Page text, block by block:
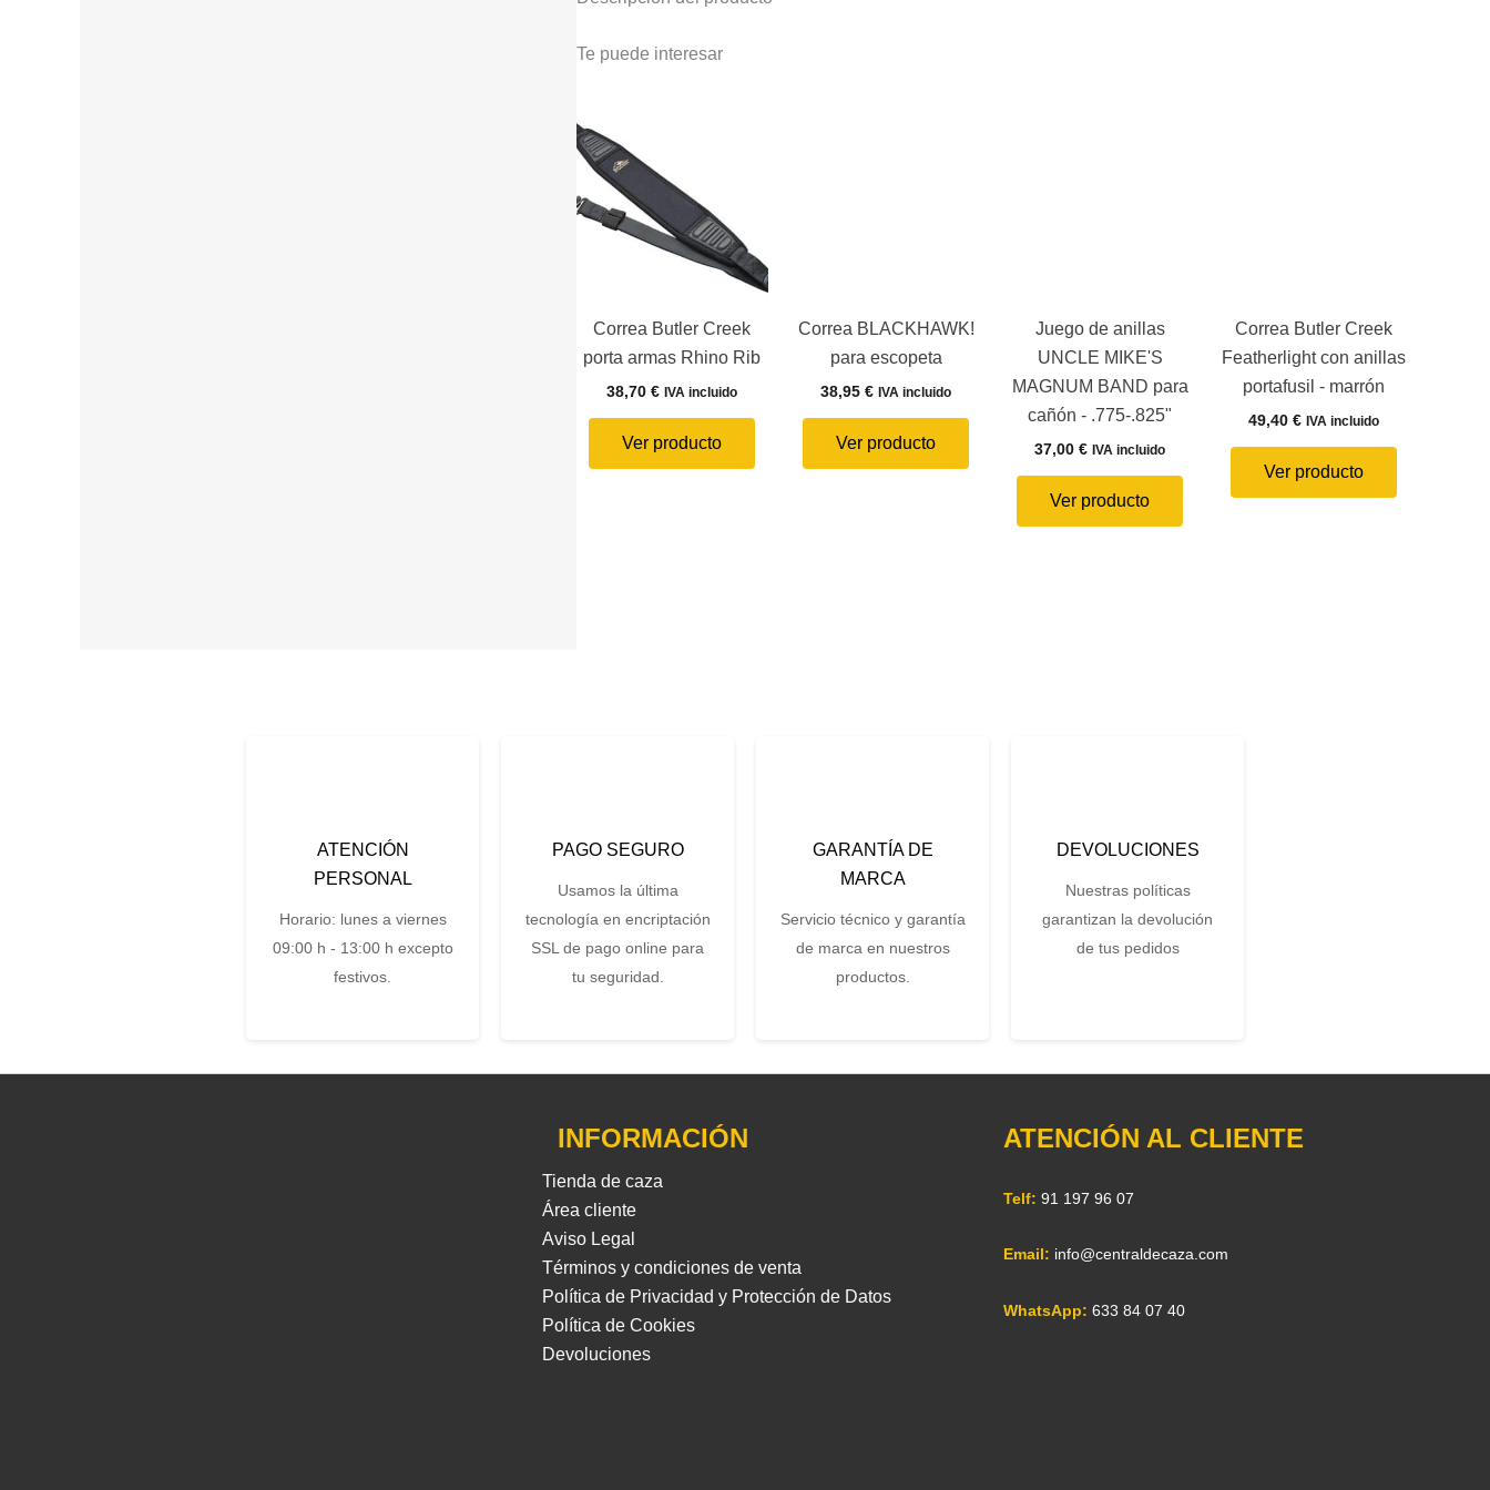
Te puede interesar
Correa Butler Creek
porta armas Rhino Rib
38,70€ IVA incluido
Ver producto
Correa BLACKHAWK!
para escopeta
38,95€ IVA incluido
Ver producto
Juego de anillas
UNCLE MIKE'S
MAGNUM BAND para
cañón - .775-.825"
37,00€ IVA incluido
Ver producto
Correa Butler Creek
Featherlight con anillas
portafusil - marrón
49,40€ IVA incluido
Ver producto
ATENCIÓN
PERSONAL
Horario: lunes a viernes
09:00 h - 13:00 h excepto
festivos.
PAGO SEGURO
Usamos la última
tecnología en encriptación
SSL de pago online para
tu seguridad.
GARANTÍA DE
MARCA
Servicio técnico y garantía
de marca en nuestros
productos.
DEVOLUCIONES
Nuestras políticas
garantizan la devolución
de tus pedidos
INFORMACIÓN
Tienda de caza
Área cliente
Aviso Legal
Términos y condiciones de venta
Política de Privacidad y Protección de Datos
Política de Cookies
Devoluciones
ATENCIÓN AL CLIENTE
Telf: 91 197 96 07
Email: info@centraldecaza.com
WhatsApp: 633 84 07 40